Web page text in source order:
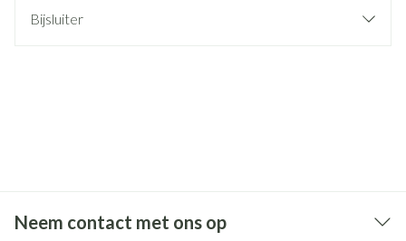
Bijsluiter
Neem contact met ons op